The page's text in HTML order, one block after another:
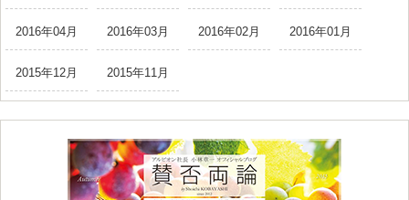
2016年04月 2016年03月 2016年02月 2016年01月
2015年12月 2015年11月